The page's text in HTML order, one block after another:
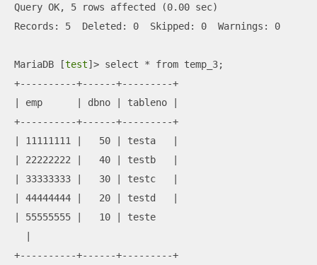
Query OK, 5 rows affected (0.00 sec)
Records: 5  Deleted: 0  Skipped: 0  Warnings: 0
MariaDB [test]> select * from temp_3;
+----------+------+---------+
| emp      | dbno | tableno |
+----------+------+---------+
| 11111111 |   50 | testa   |
| 22222222 |   40 | testb   |
| 33333333 |   30 | testc   |
| 44444444 |   20 | testd   |
| 55555555 |   10 | teste
+----------+------+---------+